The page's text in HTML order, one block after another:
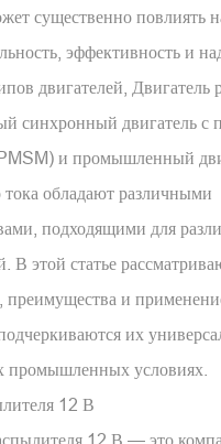
существенно повлиять
эффективность и
двигателей, Двигатель
синхронный двигатель с
и промышленный
тока обладают различными
подходящими для
В этой статье
преимущества и
их
промышленных условиях.
12 В
12 В — это